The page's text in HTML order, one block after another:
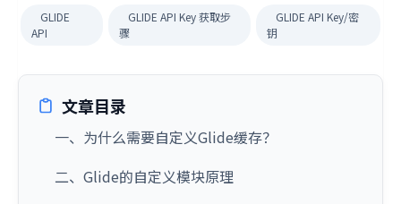
GLIDE
API
GLIDE API Key 获取步
骤
GLIDE API Key/密
钥
文章目录
一、为什么需要自定义Glide缓存？
二、Glide的自定义模块原理